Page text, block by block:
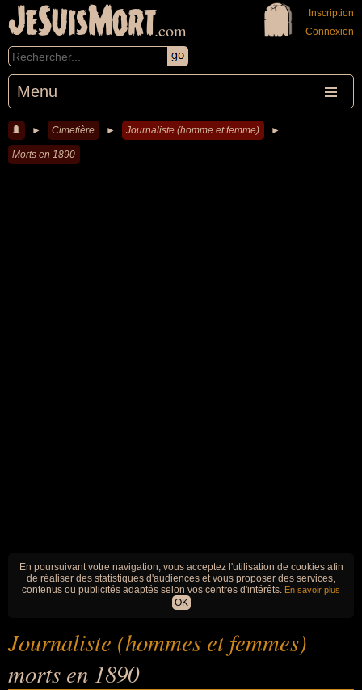
JeSuisMort.com
Menu
Inscription
Connexion
► Cimetière ► Journaliste (homme et femme) ►
Morts en 1890
En poursuivant votre navigation, vous acceptez l'utilisation de cookies afin
de réaliser des statistiques d'audiences et vous proposer des services,
contenus ou publicités adaptés selon vos centres d'intérêts. En savoir plus
OK
Journaliste (hommes et femmes)
morts en 1890